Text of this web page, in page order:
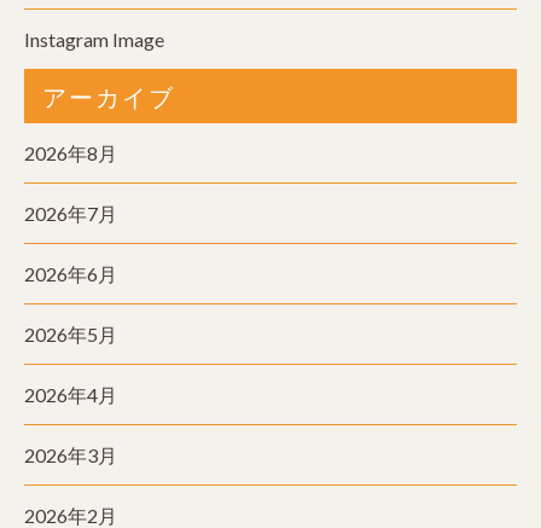
Instagram Image
アーカイブ
2026年8月
2026年7月
2026年6月
2026年5月
2026年4月
2026年3月
2026年2月